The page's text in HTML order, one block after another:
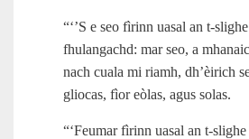
“‘’S e seo fìrinn uasal an
fhulangachd: mar seo, a
nach cuala mi riamh, dh’èirich
gliocas, fìor eòlas, agus solas.
“‘Feumar fìrinn uasal an